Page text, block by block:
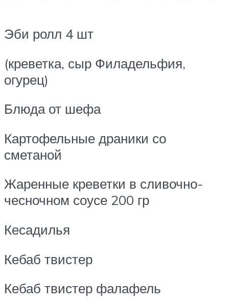
Эби ролл 4 шт
(креветка, сыр Филадельфия,
огурец)
Блюда от шефа
Картофельные драники со
сметаной
Жаренные креветки в сливочно-
чесночном соусе 200 гр
Кесадилья
Кебаб твистер
Кебаб твистер фалафель